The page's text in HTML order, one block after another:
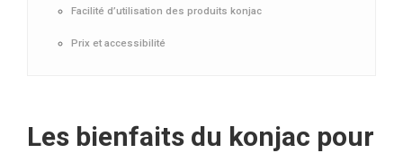
Facilité d’utilisation des produits konjac
Prix et accessibilité
Les bienfaits du konjac pour